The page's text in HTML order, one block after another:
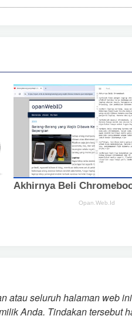
atau seluruh halaman web
Anda. Tindakan tersebut